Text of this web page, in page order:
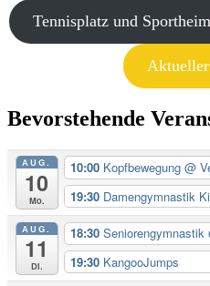
Tennisplatz und
Bevorstehende
AUG.
10
Mo.
10:00 Kopfbewegung @
19:30 Damengymnastik
AUG.
11
Di.
18:30 Seniorengymnastik
19:30 KangooJumps